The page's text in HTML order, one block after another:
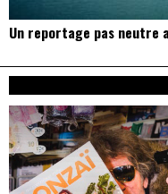
Un reportage pas neutre